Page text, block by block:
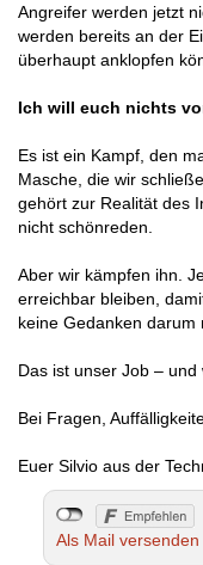
Angreifer werden jetzt
werden bereits an der
überhaupt anklopfen
Ich will euch nichts
Es ist ein Kampf, den
Masche, die wir
gehört zur Realität des
nicht schönreden.
Aber wir kämpfen ihn.
erreichbar bleiben,
keine Gedanken darum
Das ist unser Job – und
Bei Fragen,
Euer Silvio aus der
Als Mail versenden